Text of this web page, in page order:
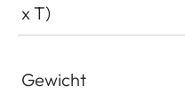
x T)
Gewicht